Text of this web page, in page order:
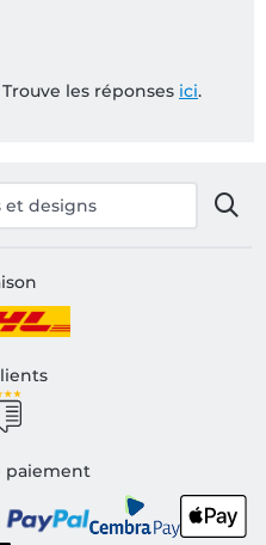
les réponses ici.
paiement